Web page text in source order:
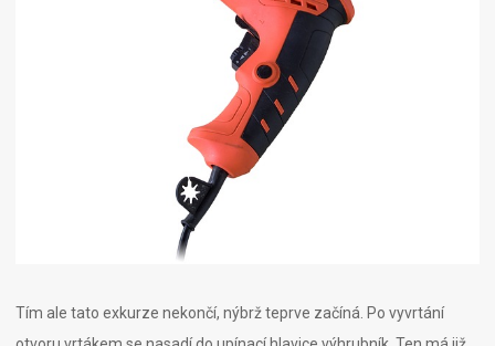
Tím ale tato exkurze nekončí, nýbrž teprve začíná. Po vyvrtání